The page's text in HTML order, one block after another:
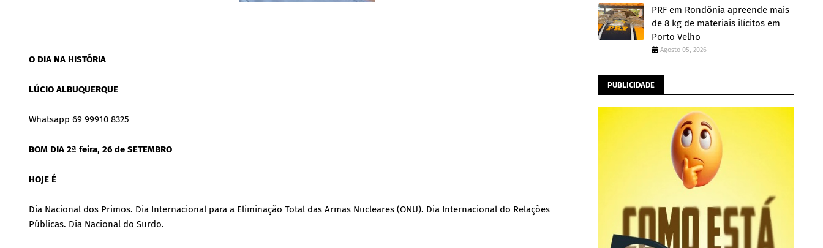
O DIA NA HISTÓRIA
LÚCIO ALBUQUERQUE
Whatsapp 69 99910 8325
BOM DIA 2ª feira, 26 de SETEMBRO
HOJE É
Dia Nacional dos Primos. Dia Internacional para a Eliminação Total das Armas Nucleares (ONU). Dia Internacional do Relações
Públicas. Dia Nacional do Surdo.
PRF em Rondônia apreende mais
de 8 kg de materiais ilícitos em
Porto Velho
Agosto 05, 2026
PUBLICIDADE